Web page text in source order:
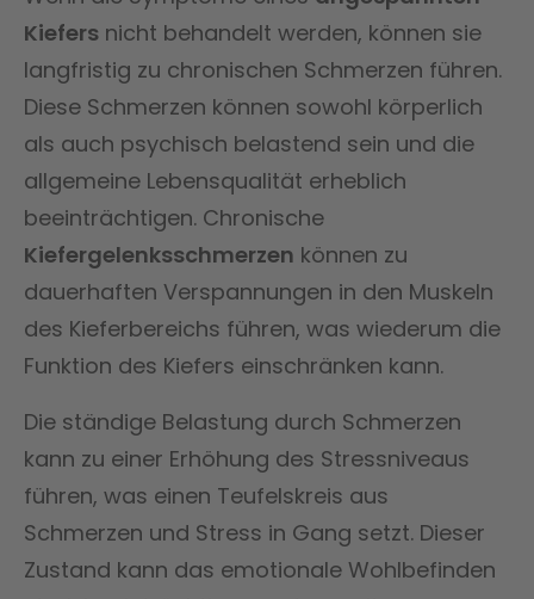
Kiefers nicht behandelt werden, können sie
langfristig zu chronischen Schmerzen führen.
Diese Schmerzen können sowohl körperlich
als auch psychisch belastend sein und die
allgemeine Lebensqualität erheblich
beeinträchtigen. Chronische
Kiefergelenksschmerzen können zu
dauerhaften Verspannungen in den Muskeln
des Kieferbereichs führen, was wiederum die
Funktion des Kiefers einschränken kann.
Die ständige Belastung durch Schmerzen
kann zu einer Erhöhung des Stressniveaus
führen, was einen Teufelskreis aus
Schmerzen und Stress in Gang setzt. Dieser
Zustand kann das emotionale Wohlbefinden